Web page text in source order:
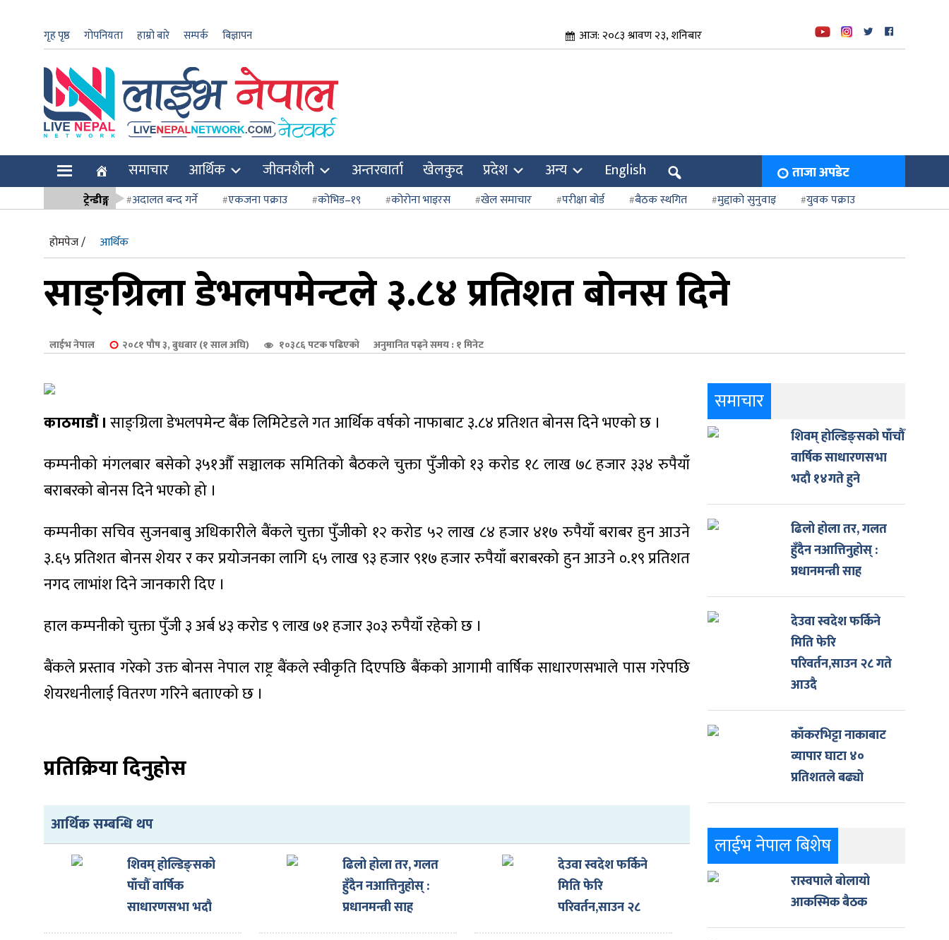
गृह पृष्ठ गोपनियता हाम्रो बारे सम्पर्क बिज्ञापन आज: २०८३ श्रावण २३, शनिबार
समाचार आर्थिक जीवनशैली अन्तरवार्ता खेलकुद प्रदेश अन्य English ताजा अपडेट
ट्रेन्डीङ्ग अदालत बन्द गर्ने एकजना पक्राउ कोभिड–१९ कोरोना भाइरस खेल समाचार परीक्षा बोर्ड बैठक स्थगित मुद्दाको सुनुवाइ
युवक पक्राउ
होमपेज /
आर्थिक
साङ्ग्रिला डेभलपमेन्टले ३.८४ प्रतिशत बोनस दिने
लाईभ नेपाल २०८१ पौष ३, बुधबार (१ साल अघि) १०३८६ पटक पढिएको अनुमानित पढ्ने समय : १ मिनेट
काठमाडौं ।साङ्ग्रिला डेभलपमेन्ट बैंक लिमिटेडले गत आर्थिक वर्षको नाफाबाट ३.८४ प्रतिशत बोनस दिने भएको छ ।
कम्पनीको मंगलबार बसेको ३५१औँ सञ्चालक समितिको बैठकले चुक्ता पुँजीको १३ करोड १८ लाख ७८ हजार ३३४ रुपैयाँ
बराबरको बोनस दिने भएको हो ।
कम्पनीका सचिव सुजनबाबु अधिकारीले बैंकले चुक्ता पुँजीको १२ करोड ५२ लाख ८४ हजार ४१७ रुपैयाँ बराबर हुन आउने
३.६५ प्रतिशत बोनस शेयर र कर प्रयोजनका लागि ६५ लाख ९३ हजार ९१७ हजार रुपैयाँ बराबरको हुन आउने ०.१९ प्रतिशत
नगद लाभांश दिने जानकारी दिए ।
हाल कम्पनीको चुक्ता पुँजी ३ अर्ब ४३ करोड ९ लाख ७१ हजार ३०३ रुपैयाँ रहेको छ ।
बैंकले प्रस्ताव गरेको उक्त बोनस नेपाल राष्ट्र बैंकले स्वीकृति दिएपछि बैंकको आगामी वार्षिक साधारणसभाले पास गरेपछि
शेयरधनीलाई वितरण गरिने बताएको छ ।
प्रतिक्रिया दिनुहोस
आर्थिक सम्बन्धि थप
शिवम् होल्डिङ्सको
पाँचौँ वार्षिक
साधारणसभा भदौ
१४गते हुने
ढिलो होला तर, गलत
हुँदैन नआत्तिनुहोस् :
प्रधानमन्त्री साह
देउवा स्वदेश फर्किने
मिति फेरि
परिवर्तन,साउन २८
गते आउदै
समाचार
शिवम् होल्डिङ्सको पाँचौँ
वार्षिक साधारणसभा
भदौ १४गते हुने
ढिलो होला तर, गलत
हुँदैन नआत्तिनुहोस् :
प्रधानमन्त्री साह
देउवा स्वदेश फर्किने
मिति फेरि
परिवर्तन,साउन २८ गते
आउदै
काँकरभिट्टा नाकाबाट
व्यापार घाटा ४०
प्रतिशतले बढ्यो
लाईभ नेपाल बिशेष
रास्वपाले बोलायो
आकस्मिक बैठक